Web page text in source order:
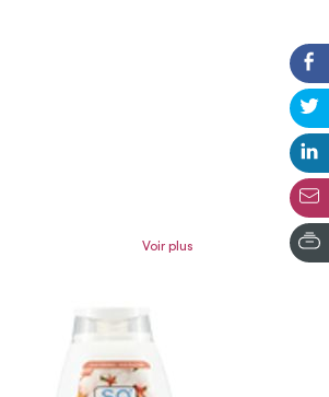
Voir plus